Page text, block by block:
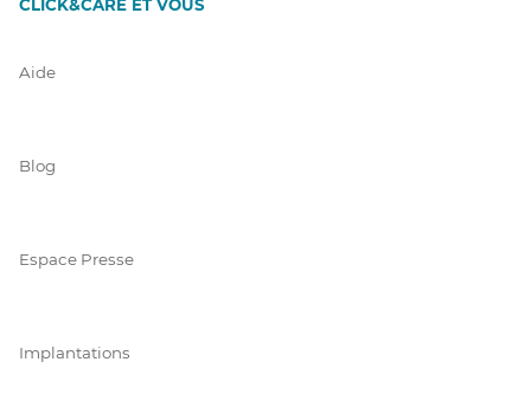
CLICK&CARE ET VOUS
Aide
Blog
Espace Presse
Implantations